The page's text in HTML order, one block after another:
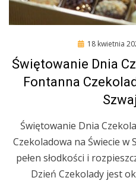
Posted
18 kwietnia
Świętowanie Dnia
Fontanna
Świętowanie Dnia
Czekoladowa na Świecie w
pełen słodkości i
Dzień Czekolady jest